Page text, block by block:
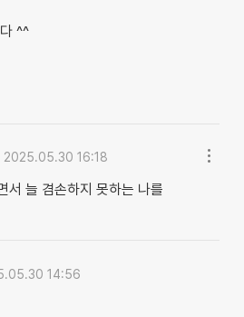
^^
2025.05.30 16:18
서 늘 겸손하지 못하는 나를
14:56